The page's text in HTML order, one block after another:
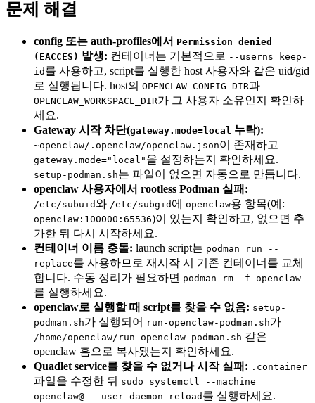
문제 해결
config 또는 auth-profiles에서 Permission denied
(EACCES) 발생: 컨테이너는 기본적으로 --userns=keep-
id 를 사용하고, script를 실행한 host 사용자와 같은 uid/gid
로 실행됩니다. host의 OPENCLAW_CONFIG_DIR과
OPENCLAW_WORKSPACE_DIR가 그 사용자 소유인지 확인하
세요.
Gateway 시작 차단(gateway.mode=local 누락):
~openclaw/.openclaw/openclaw.json이 존재하고
gateway.mode="local" 을 설정하는지 확인하세요.
setup-podman.sh는 파일이 없으면 자동으로 만듭니다.
openclaw 사용자에서 rootless Podman 실패:
/etc/subuid와 /etc/subgid 에 openclaw용 항목(예:
openclaw:100000:65536)이 있는지 확인하고, 없으면 추
가한 뒤 다시 시작하세요.
컨테이너 이름 충돌: launch script는 podman run --
replace를 사용하므로 재시작 시 기존 컨테이너를 교체
합니다. 수동 정리가 필요하면 podman rm -f openclaw
를 실행하세요.
openclaw로 실행할 때 script를 찾을 수 없음: setup-
podman.sh가 실행되어 run-openclaw-podman.sh가
/home/openclaw/run-openclaw-podman.sh 같은
openclaw 홈으로 복사됐는지 확인하세요.
Quadlet service를 찾을 수 없거나 시작 실패: .container
파일을 수정한 뒤 sudo systemctl --machine
openclaw@ --user daemon-reload 를 실행하세요.